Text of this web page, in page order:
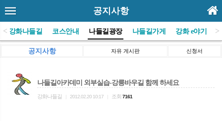
공지사항
<)강화나들길 코스안내 나들길광장 나들길가게 강화 e야기 >
공지사항 자유 게시판 신청서
나들길아카데미 외부실습-강릉바우길 함께 하세요
강화나들길 2012.02.20 10:17 조회 7161